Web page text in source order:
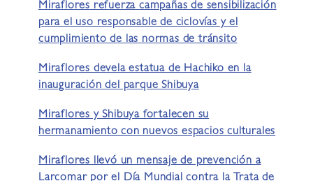
Miraflores refuerza campañas de sensibilización
para el uso responsable de ciclovías y el
cumplimiento de las normas de tránsito
Miraflores devela estatua de Hachiko en la
inauguración del parque Shibuya
Miraflores y Shibuya fortalecen su
hermanamiento con nuevos espacios culturales
Miraflores llevó un mensaje de prevención a
Larcomar por el Día Mundial contra la Trata de